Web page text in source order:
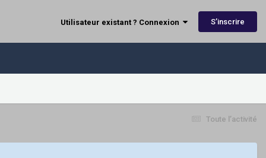
Utilisateur existant ? Connexion S’inscrire
Toute l’activité